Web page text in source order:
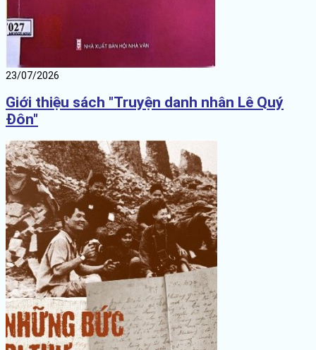
23/07/2026
Giới thiệu sách "Truyện danh nhân Lê Quý
Đôn"